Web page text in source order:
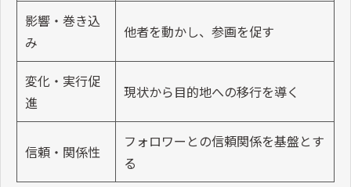
影響・巻き込
み
他者を動かし、参画を促す
変化・実行促
進
現状から目的地への移行を導く
信頼・関係性
フォロワーとの信頼関係を基盤とす
る